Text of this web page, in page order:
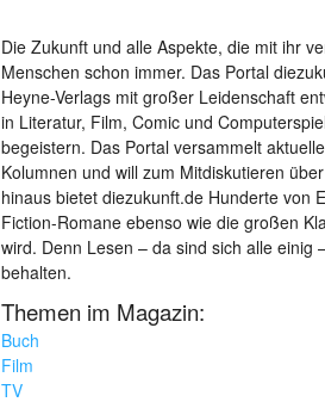
Die Zukunft und alle Aspekte, die mit ihr
Menschen schon immer. Das Portal
Heyne-Verlags mit großer Leidenschaft
in Literatur, Film, Comic und
begeistern. Das Portal versammelt
Kolumnen und will zum Mitdiskutieren
hinaus bietet diezukunft.de Hunderte von
Fiction-Romane ebenso wie die großen
wird. Denn Lesen – da sind sich alle einig
behalten.
Themen im Magazin:
Buch
Film
TV